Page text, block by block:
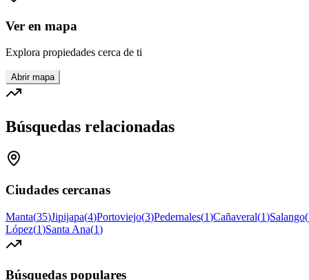
Ver en mapa
Explora propiedades cerca de ti
Abrir mapa
Búsquedas relacionadas
Ciudades cercanas
Manta(35)Jipijapa(4)Portoviejo(3)Pedernales(1)Cañaveral(1)Salango(
López(1)Santa Ana(1)
Búsquedas populares